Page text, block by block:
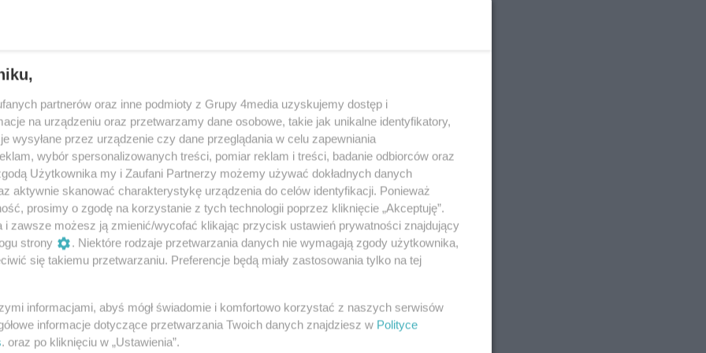
nie wrócił na studia, bo nie musiał.
wraca na antenę – kto go
powinien nabrać trochę pazura”
znany pod pseudonimem wróżbiarskim
partnerów oraz inne podmioty z Grupy 4media uzyskujemy dostęp i
na urządzeniu oraz przetwarzamy dane osobowe, takie jak unikalne identyfikatory,
wysyłane przez urządzenie czy dane przeglądania w celu zapewniania
wybór spersonalizowanych treści, pomiar reklam i treści, badanie odbiorców oraz
Użytkownika my i Zaufani Partnerzy możemy używać dokładnych danych
aktywnie skanować charakterystykę urządzenia do celów identyfikacji. Ponieważ
prosimy o zgodę na korzystanie z tych technologii poprzez kliknięcie „Akceptuję”.
i zawsze możesz ją zmienić/wycofać klikając przycisk ustawień prywatności znajdujący
strony
. Niektóre rodzaje przetwarzania danych nie wymagają zgody użytkownika,
się takiemu przetwarzaniu. Preferencje będą miały zastosowania tylko na tej
informacjami, abyś mógł świadomie i komfortowo korzystać z naszych serwisów
informacje dotyczące przetwarzania Twoich danych znajdziesz w Polityce
. oraz po kliknięciu w „Ustawienia”.